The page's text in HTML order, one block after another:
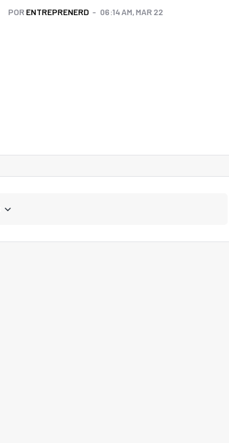
POR ENTREPRENERD 06:14 AM, MAR 22